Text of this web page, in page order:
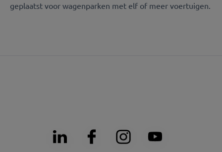
geplaatst voor wagenparken met elf of meer voertuigen.